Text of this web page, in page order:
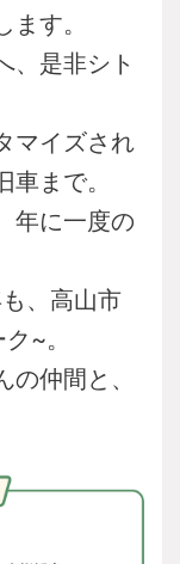
ます。
是非シト
マイズされ
まで。
年に一度の
、 高山市
~。
仲間と、